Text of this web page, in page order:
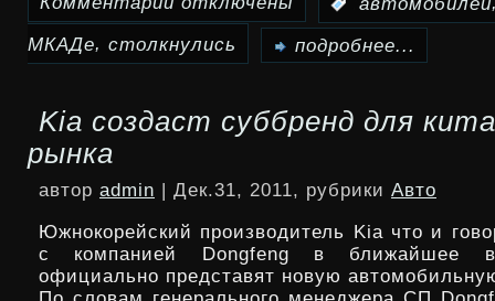
планшет
на
записи
МКАДе
более
20
автомобилей
МКАДе, столкнулись подробнее...
Kia создаст суббренд для
рынка
автор admin | Дек.31, 2011, рубрики Авто
Южнокорейский производитель Kia что и
с компанией Dongfeng в ближайшее
официально представят новую